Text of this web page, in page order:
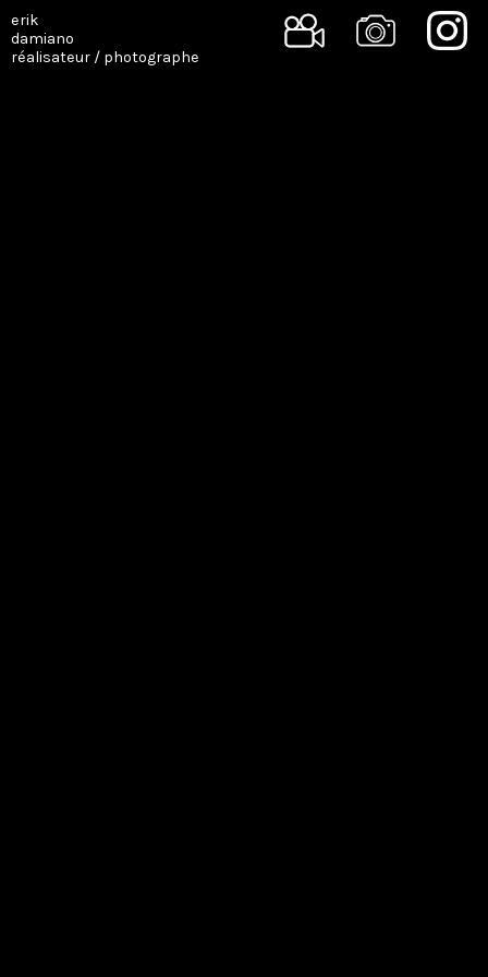
erik
damiano
réalisateur / photographe